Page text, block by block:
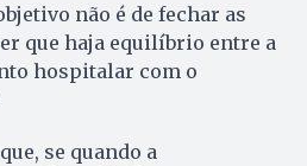
não é de fechar as
que haja equilíbrio entre a
hospitalar com o
se quando a